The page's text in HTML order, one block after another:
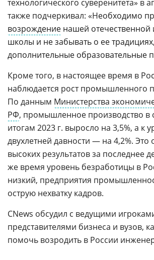
технологического суверенитета» в
также подчеркивал: «Необходимо
возрождение нашей
школы и не забывать о ее
дополнительные образовательные
Кроме того, в настоящее время в
наблюдается рост промышленного
По данным Министерства
РФ, промышленное производство в
итогам 2023 г. выросло на 3,5%, а к
двухлетней давности — на 4,2%. Это
высоких результатов за последнее
же время уровень безработицы в
низкий, предприятия
острую нехватку кадров.
CNews обсудил с ведущими
представителями бизнеса и вузов,
помочь возродить в России